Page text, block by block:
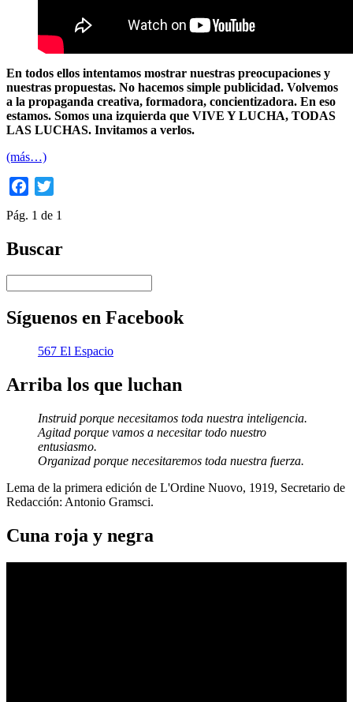
En todos ellos intentamos mostrar nuestras preocupaciones y
nuestras propuestas. No hacemos simple publicidad. Volvemos
a la propaganda creativa, formadora, concientizadora. En eso
estamos. Somos una izquierda que VIVE Y LUCHA, TODAS
LAS LUCHAS. Invitamos a verlos.
(más…)
Facebook
Pág. 1 de 1
Buscar
Síguenos en Facebook
567 El Espacio
Arriba los que luchan
Instruid porque necesitamos toda nuestra inteligencia.
Agitad porque vamos a necesitar todo nuestro
entusiasmo.
Organizad porque necesitaremos toda nuestra fuerza.
Lema de la primera edición de L'Ordine Nuovo, 1919, Secretario de
Redacción: Antonio Gramsci.
Cuna roja y negra